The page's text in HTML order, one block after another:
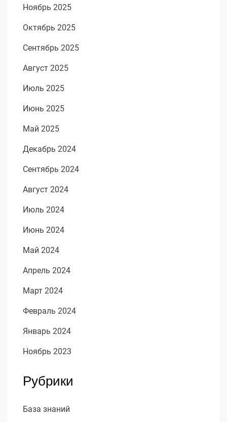
Ноябрь 2025
Октябрь 2025
Сентябрь 2025
Август 2025
Июль 2025
Июнь 2025
Май 2025
Декабрь 2024
Сентябрь 2024
Август 2024
Июль 2024
Июнь 2024
Май 2024
Апрель 2024
Март 2024
Февраль 2024
Январь 2024
Ноябрь 2023
Рубрики
База знаний